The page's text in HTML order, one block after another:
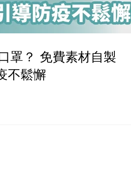
罩？ 免費素材自製
不鬆懈